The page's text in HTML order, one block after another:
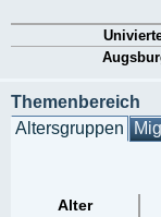
Themenbereich
Altersgruppen
Alter